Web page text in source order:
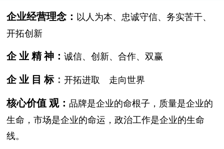
企业经营理念： 以人为本、忠诚守信、务实苦干、
开拓创新
企 业 精 神：诚信、创新、合作、双赢
企 业 目 标：开拓进取 走向世界
核心价值 观： 品牌是企业的命根子，质量是企业的
生命，市场是企业的命运，政治工作是企业的生命
线。